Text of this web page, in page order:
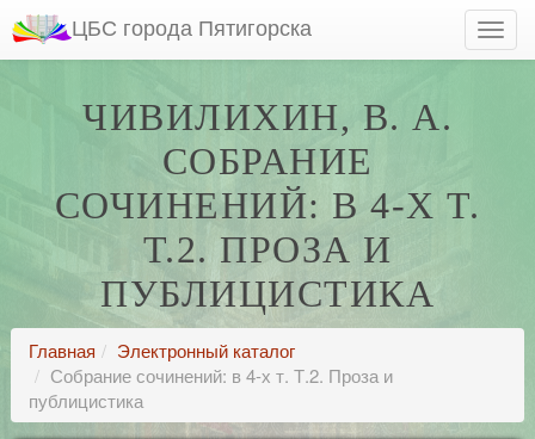
ЦБС города Пятигорска
ЧИВИЛИХИН, В. А.
СОБРАНИЕ
СОЧИНЕНИЙ: В 4-Х Т.
Т.2. ПРОЗА И
ПУБЛИЦИСТИКА
Главная
Электронный каталог
Собрание сочинений: в 4-х т. Т.2. Проза и
публицистика